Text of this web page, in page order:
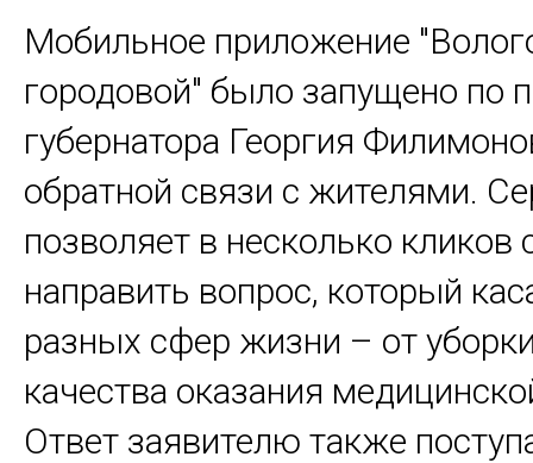
Мобильное приложение
городовой" было запущено по
губернатора Георгия
обратной связи с жителями.
позволяет в несколько кликов
направить вопрос, который
разных сфер жизни – от
качества оказания
Ответ заявителю также